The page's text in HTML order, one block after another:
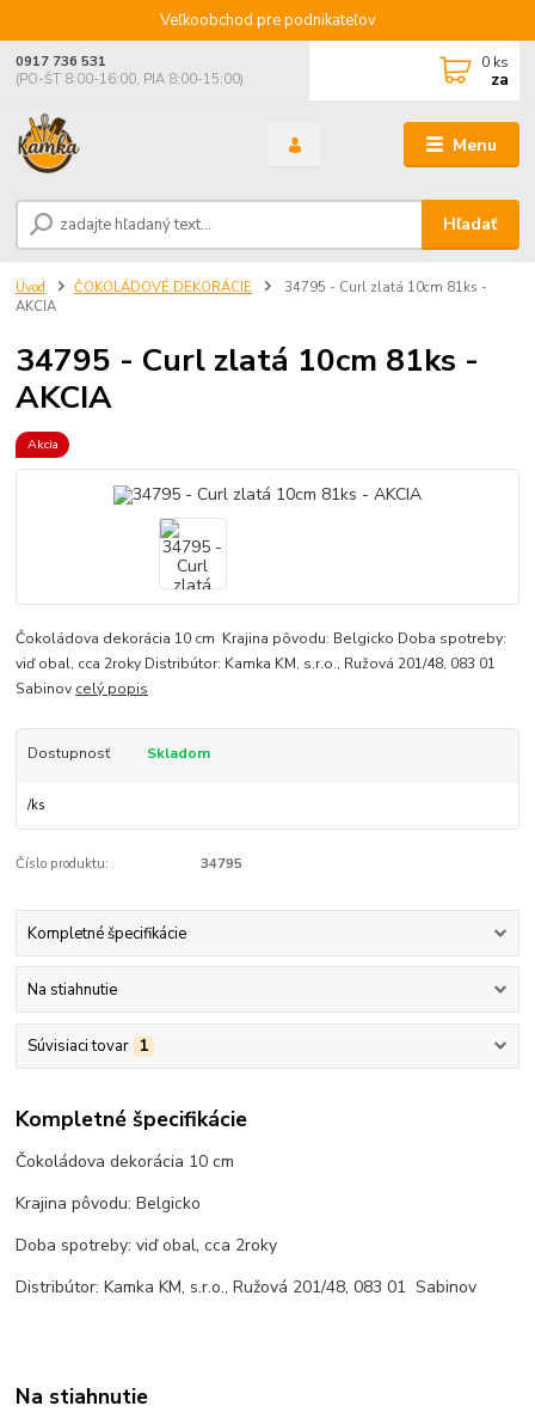
Veľkoobchod pre podnikateľov
Menu
Hľadať
0917 736 531
(PO-ŠT 8:00-16:00, PIA 8:00-15:00)
0 ks
za
Úvod ČOKOLÁDOVÉ DEKORÁCIE
34795 - Curl zlatá 10cm 81ks -
AKCIA
34795 - Curl zlatá 10cm 81ks -
AKCIA
Akcia
Čokoládova dekorácia 10 cm Krajina pôvodu: Belgicko Doba spotreby:
viď obal, cca 2roky Distribútor: Kamka KM, s.r.o., Ružová 201/48, 083 01
Sabinov celý popis
Dostupnosť Skladom
/ks
Číslo produktu: 34795
Kompletné špecifikácie
Na stiahnutie
Súvisiaci tovar 1
Kompletné špecifikácie
Čokoládova dekorácia 10 cm
Krajina pôvodu: Belgicko
Doba spotreby: viď obal, cca 2roky
Distribútor: Kamka KM, s.r.o., Ružová 201/48, 083 01 Sabinov
Na stiahnutie